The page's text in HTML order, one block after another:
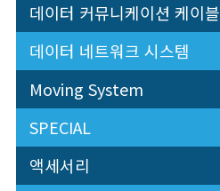
데이터 커뮤니케이션 케이블
데이터 네트워크 시스템
Moving System
SPECIAL
액세서리